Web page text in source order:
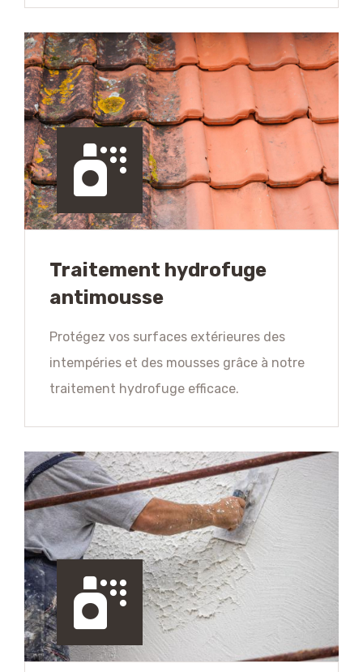
Traitement hydrofuge
antimousse
Protégez vos surfaces extérieures des
intempéries et des mousses grâce à notre
traitement hydrofuge efficace.